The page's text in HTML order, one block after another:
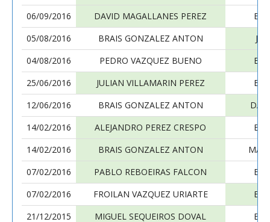
06/09/2016
DAVID MAGALLANES PEREZ
05/08/2016
BRAIS GONZALEZ ANTON
04/08/2016
PEDRO VAZQUEZ BUENO
25/06/2016
JULIAN VILLAMARIN PEREZ
12/06/2016
BRAIS GONZALEZ ANTON
14/02/2016
ALEJANDRO PEREZ CRESPO
14/02/2016
BRAIS GONZALEZ ANTON
07/02/2016
PABLO REBOEIRAS FALCON
07/02/2016
FROILAN VAZQUEZ URIARTE
21/12/2015
MIGUEL SEQUEIROS DOVAL